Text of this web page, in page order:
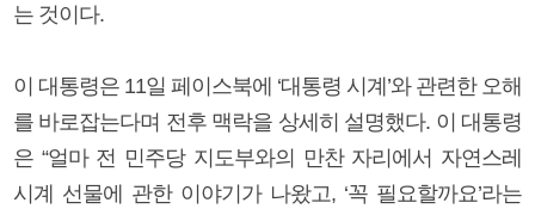
는 것이다.
이 대통령은 11일 페이스북에 ‘대통령 시계’와 관련한 오해
를 바로잡는다며 전후 맥락을 상세히 설명했다. 이 대통령
은 “얼마 전 민주당 지도부와의 만찬 자리에서 자연스레
시계 선물에 관한 이야기가 나왔고, ‘꼭 필요할까요’라는